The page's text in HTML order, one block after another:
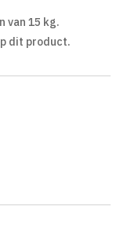
van 15 kg.
dit product.